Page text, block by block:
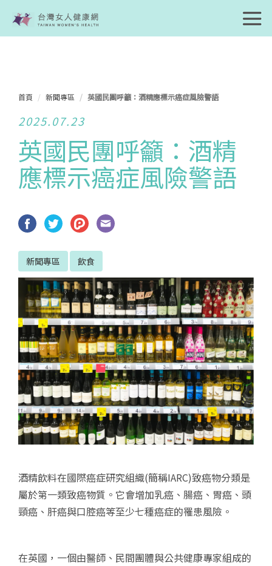
首頁 新聞專區 英國民團呼籲：酒精應標示癌症風險警語
2025.07.23
英國民團呼籲：酒精
應標示癌症風險警語
新聞專區 飲食
酒精飲料在國際癌症研究組織(簡稱IARC)致癌物分類是
屬於第一類致癌物質。它會增加乳癌、腸癌、胃癌、頭
頸癌、肝癌與口腔癌等至少七種癌症的罹患風險。
在英國，一個由醫師、民間團體與公共健康專家組成的